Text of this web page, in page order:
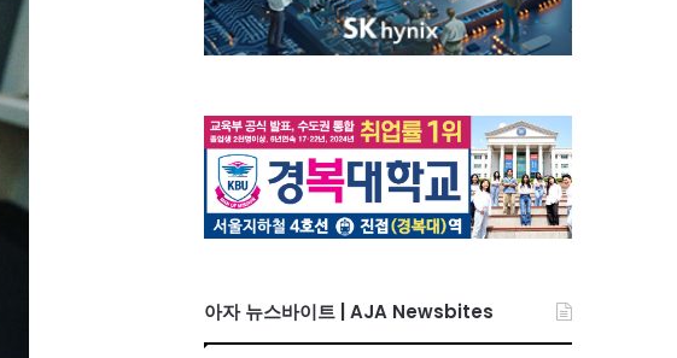
아자 뉴스바이트 | AJA Newsbites